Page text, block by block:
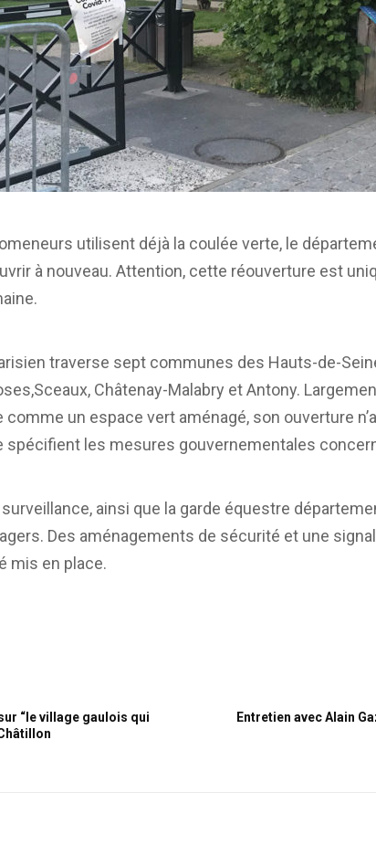
utilisent déjà la coulée verte, le
à nouveau. Attention, cette réouverture est
traverse sept communes des Hauts-de-
Châtenay-Malabry et Antony.
un espace vert aménagé, son ouverture
spécifient les mesures gouvernementales
ainsi que la garde équestre
Des aménagements de sécurité et une
mis en place.
“le village gaulois qui
Entretien avec Alain